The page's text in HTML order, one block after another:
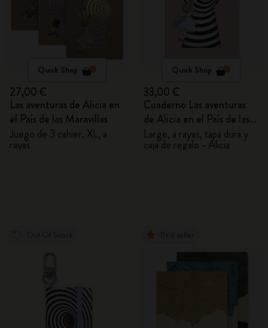
Quick Shop
27,00 €
Las aventuras de Alicia en
el País de las Maravillas
Juego de 3 cahier, XL, a
rayas
Quick Shop
33,00 €
Cuaderno Las aventuras
de Alicia en el País de las
Maravillas
Large, a rayas, tapa dura y
caja de regalo - Alicia